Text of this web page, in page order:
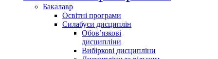
Бакалавр
Освітні програми
Силабуси дисциплін
Обов’язкові
дисципліни
Вибіркові дисципліни